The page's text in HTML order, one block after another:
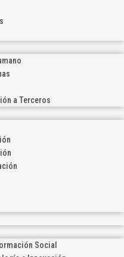
a Terceros
Social